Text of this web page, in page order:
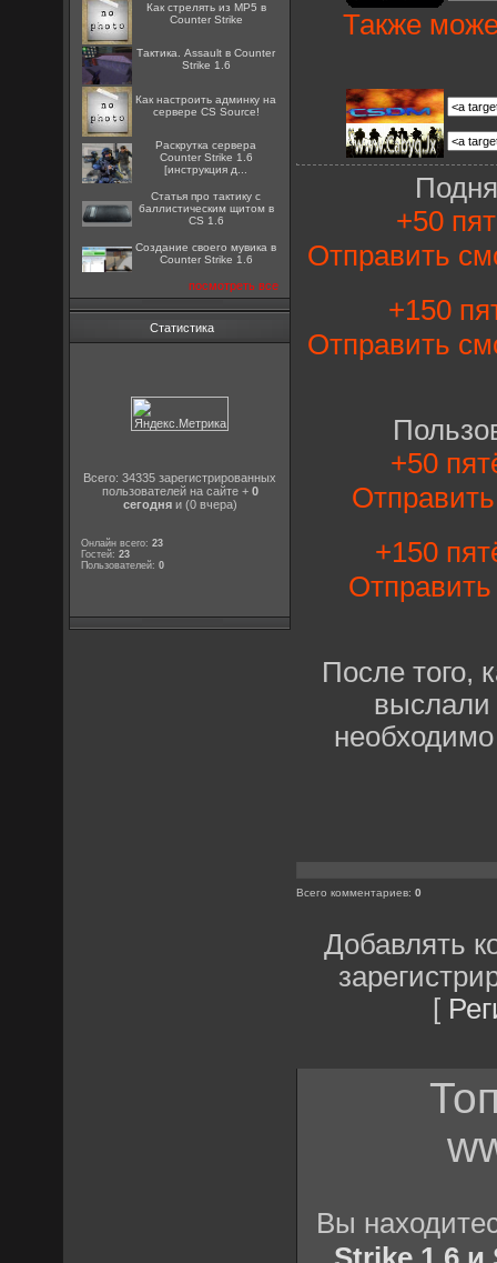
Как стрелять из MP5 в
Counter Strike
Тактика. Assault в Counter
Strike 1.6
Как настроить админку на
сервере CS Source!
Раскрутка сервера
Counter Strike 1.6
[инструкция д...
Статья про тактику с
баллистическим щитом в
CS 1.6
Создание своего мувика в
Counter Strike 1.6
посмотреть все
Статистика
Всего: 34335 зарегистрированных
пользователей на сайте + 0
сегодняи (0 вчера)
Онлайн всего:23
Гостей:23
Пользователей:0
Также
+50
Отправить
+150
Отправить
+50
+150
После того,
выслали
Всего комментариев:0
Добавлять
[
Вы